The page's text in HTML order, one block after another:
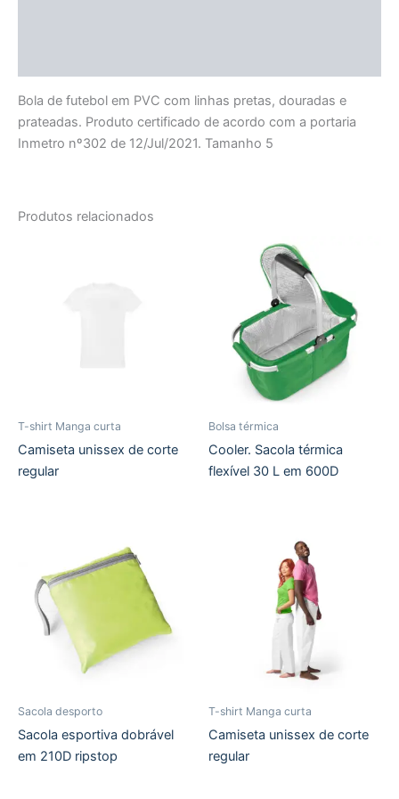
Bola de futebol em PVC com linhas pretas, douradas e
prateadas. Produto certificado de acordo com a portaria
Inmetro nº302 de 12/Jul/2021. Tamanho 5
Produtos relacionados
T-shirt Manga curta
Camiseta unissex de corte
regular
Bolsa térmica
Cooler. Sacola térmica
flexível 30 L em 600D
Sacola desporto
Sacola esportiva dobrável
em 210D ripstop
T-shirt Manga curta
Camiseta unissex de corte
regular